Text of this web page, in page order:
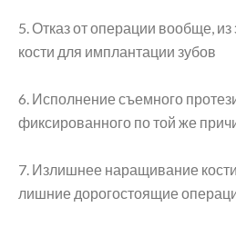
5. Отказ от операции вообще, из
кости для имплантации зубов
6. Исполнение съемного
фиксированного по той же
7. Излишнее наращивание
лишние дорогостоящие